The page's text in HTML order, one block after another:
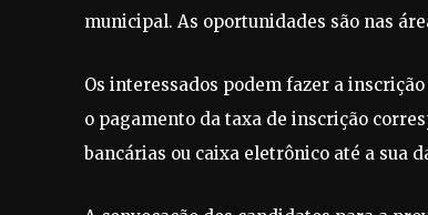
municipal. As oportunidades são nas
Os interessados podem fazer a
o pagamento da taxa de inscrição
bancárias ou caixa eletrônico até a sua